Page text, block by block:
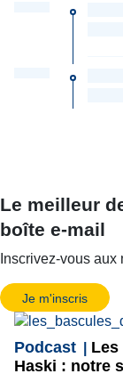
Le meilleur
boîte e-mail
Inscrivez-vous aux
Je m'inscris
Podcast
Les
Haski : notre